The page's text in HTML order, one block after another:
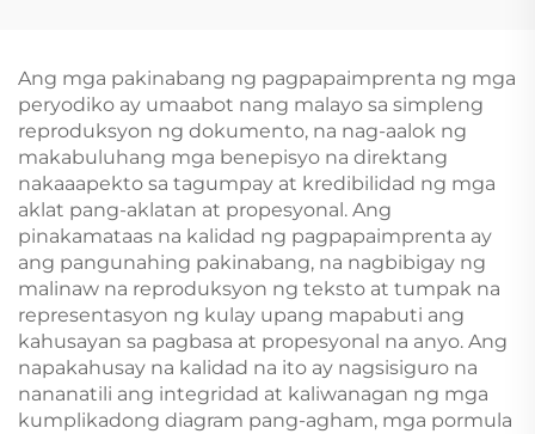
Ang mga pakinabang ng pagpapaimprenta ng mga
peryodiko ay umaabot nang malayo sa simpleng
reproduksyon ng dokumento, na nag-aalok ng
makabuluhang mga benepisyo na direktang
nakaaapekto sa tagumpay at kredibilidad ng mga
aklat pang-aklatan at propesyonal. Ang
pinakamataas na kalidad ng pagpapaimprenta ay
ang pangunahing pakinabang, na nagbibigay ng
malinaw na reproduksyon ng teksto at tumpak na
representasyon ng kulay upang mapabuti ang
kahusayan sa pagbasa at propesyonal na anyo. Ang
napakahusay na kalidad na ito ay nagsisiguro na
nananatili ang integridad at kaliwanagan ng mga
kumplikadong diagram pang-agham, mga pormula